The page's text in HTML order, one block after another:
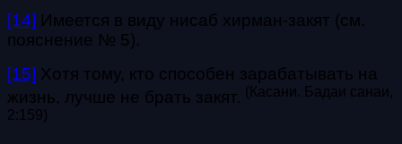
[14] Имеется в виду нисаб хирман-закят (см.
пояснение № 5).
[15] Хотя тому, кто способен зарабатывать на
жизнь, лучше не брать закят. (Касани. Бадаи санаи,
2:159)